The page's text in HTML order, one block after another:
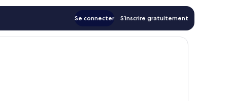
Se connecter S’inscrire gratuitement